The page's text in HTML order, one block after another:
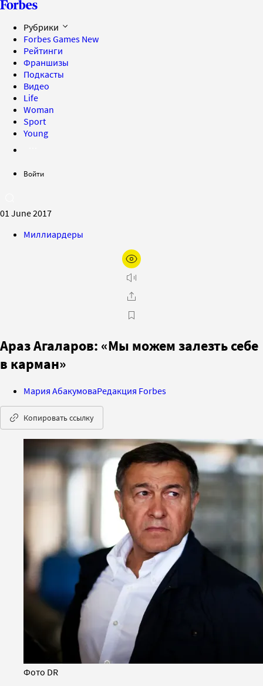
Рубрики
Forbes Games New
Рейтинги
Франшизы
Подкасты
Видео
Life
Woman
Sport
Young
Войти
01 June 2017
Миллиардеры
Араз Агаларов: «Мы можем залезть себе
в карман»
Мария АбакумоваРедакция Forbes
Копировать ссылку
Фото DR